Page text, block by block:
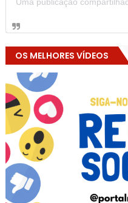
OS MELHORES VÍDEOS